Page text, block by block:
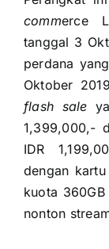
commerce
tanggal 3
perdana
Oktober
flash sale
1,399,000,-
IDR
dengan
kuota
nonton